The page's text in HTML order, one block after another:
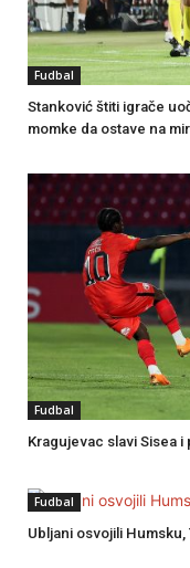
Fudbal
Stanković štiti igrače
momke da ostave na
Fudbal
Kragujevac slavi Sisea
Fudbal
Ubljani osvojili